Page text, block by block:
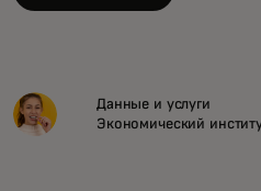
Данные и услуги
Экономический